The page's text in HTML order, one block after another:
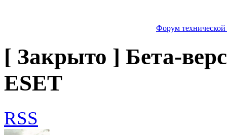
Форум
[ Закрыто ] Бета-
ESET
RSS